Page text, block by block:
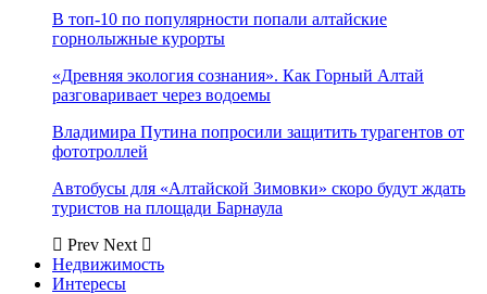
В топ-10 по популярности попали алтайские
горнолыжные курорты
«Древняя экология сознания». Как Горный Алтай
разговаривает через водоемы
Владимира Путина попросили защитить турагентов от
фототроллей
Автобусы для «Алтайской Зимовки» скоро будут ждать
туристов на площади Барнаула
Prev Next
Недвижимость
Интересы